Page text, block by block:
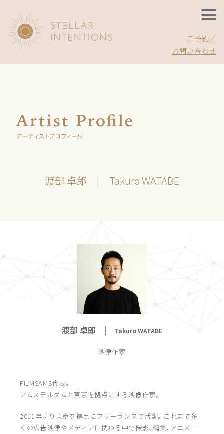
ご予約／
お問い合わせ
渡部 卓郎 | Takuro WATABE
渡部 卓郎 | Takuro WATABE
映像作家
FILMSAMS代表。
アムステルダムと東京を拠点にする映像作家。
2011年より東京を拠点にフリーランスで活動。これまで多
くの広告映像やメディアに携わる中で撮影、編集、アニメー